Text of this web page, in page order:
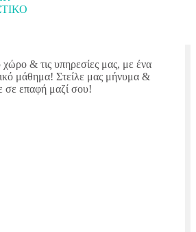
& τις υπηρεσίες μας, με ένα
μάθημα! Στείλε μας μήνυμα &
σε επαφή μαζί σου!